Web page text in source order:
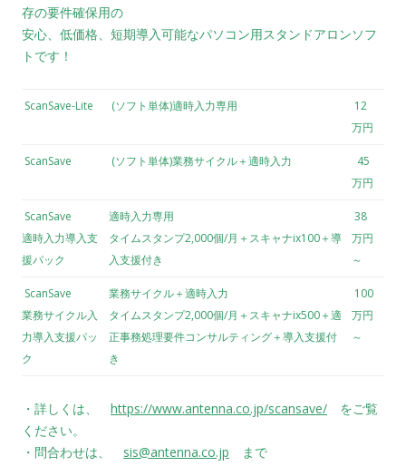
存の要件確保用の
安心、低価格、短期導入可能なパソコン用スタンドアロンソフ
トです！
ScanSave-Lite (ソフト単体)適時入力専用
12
万円
ScanSave (ソフト単体)業務サイクル＋適時入力
45
万円
ScanSave
適時入力導入支
援パック
適時入力専用
タイムスタンプ2,000個/月＋スキャナix100＋導
入支援付き
38
万円
～
ScanSave
業務サイクル入
力導入支援パッ
ク
業務サイクル＋適時入力
タイムスタンプ2,000個/月＋スキャナix500＋適
正事務処理要件コンサルティング＋導入支援付
き
100
万円
～
・詳しくは、 https://www.antenna.co.jp/scansave/ をご覧
ください。
・問合わせは、 sis@antenna.co.jp まで